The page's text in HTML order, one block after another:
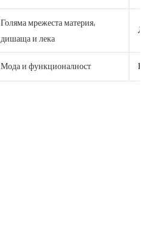
Голяма мрежеста материя,
дишаща и лека
Мода и функционалност